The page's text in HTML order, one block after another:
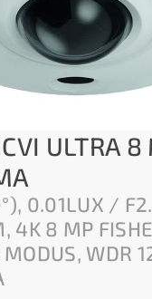
ULTRA 8
0.01LUX /
4K 8 MP
WDR